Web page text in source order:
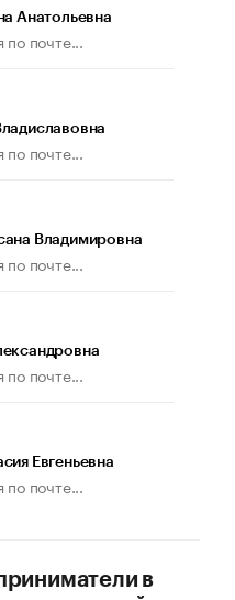
иначе». Как живет глава
Анатольевна
по почте...
по почте...
Владимировна
по почте...
по почте...
Евгеньевна
по почте...
в